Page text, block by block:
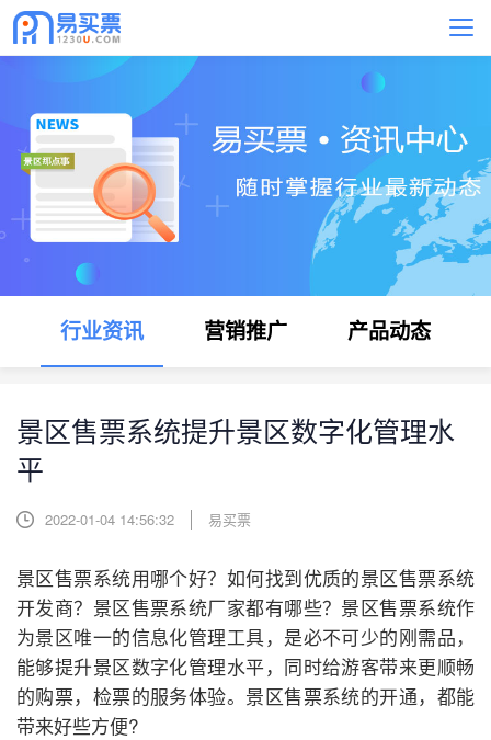
行业资讯 营销推广 产品动态
景区售票系统提升景区数字化管理水
平
2022-01-04 14:56:32 易买票
景区售票系统用哪个好？如何找到优质的景区售票系统
开发商？景区售票系统厂家都有哪些？景区售票系统作
为景区唯一的信息化管理工具，是必不可少的刚需品，
能够提升景区数字化管理水平，同时给游客带来更顺畅
的购票，检票的服务体验。景区售票系统的开通，都能
带来好些方便?